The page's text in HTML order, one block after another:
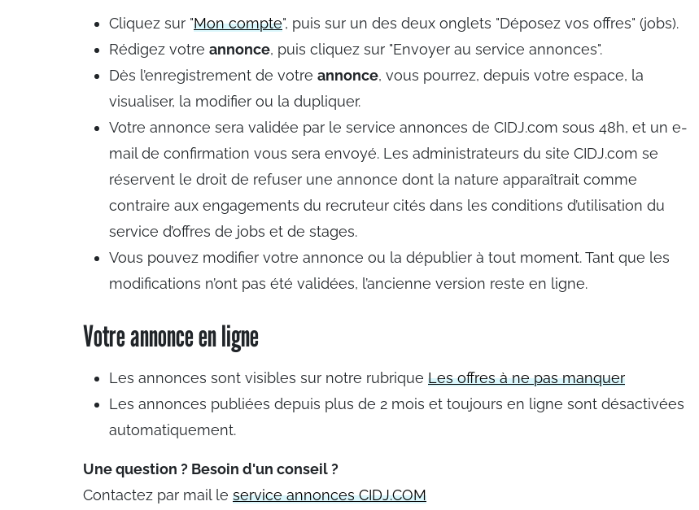
Cliquez sur "Mon compte", puis sur un des deux onglets "Déposez vos offres" (jobs).
Rédigez votre annonce, puis cliquez sur "Envoyer au service annonces".
Dès l’enregistrement de votre annonce, vous pourrez, depuis votre espace, la
visualiser, la modifier ou la dupliquer.
Votre annonce sera validée par le service annonces de CIDJ.com sous 48h, et un e-
mail de confirmation vous sera envoyé. Les administrateurs du site CIDJ.com se
réservent le droit de refuser une annonce dont la nature apparaîtrait comme
contraire aux engagements du recruteur cités dans les conditions d’utilisation du
service d’offres de jobs et de stages.
Vous pouvez modifier votre annonce ou la dépublier à tout moment. Tant que les
modifications n’ont pas été validées, l’ancienne version reste en ligne.
Votre annonce en ligne
Les annonces sont visibles sur notre rubrique Les offres à ne pas manquer
Les annonces publiées depuis plus de 2 mois et toujours en ligne sont désactivées
automatiquement.
Une question ? Besoin d'un conseil ?
Contactez par mail le service annonces CIDJ.COM